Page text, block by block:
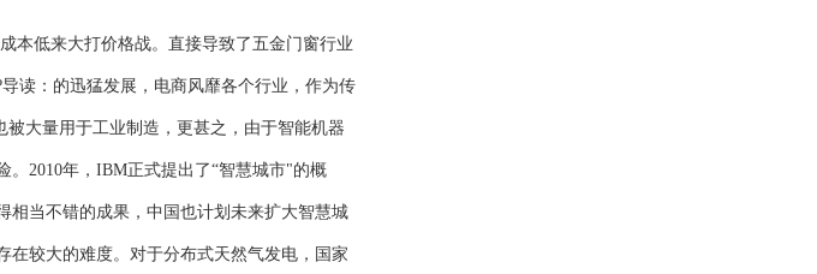
低来大打价格战。直接导致了五金门窗行业
读：的迅猛发展，电商风靡各个行业，作为传
大量用于工业制造，更甚之，由于智能机器
。2010年，IBM正式提出了“智慧城市"的概
相当不错的成果，中国也计划未来扩大智慧城
较大的难度。对于分布式天然气发电，国家